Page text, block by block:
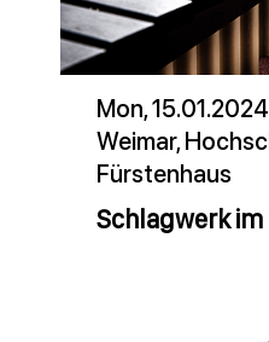
Mon,
Weimar,
Fürstenhaus
Schlagwerk